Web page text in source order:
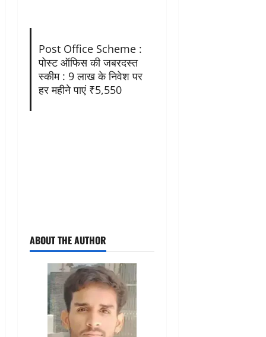
Post Office Scheme :
पोस्ट ऑफिस की जबरदस्त
स्कीम : 9 लाख के निवेश पर
हर महीने पाएं ₹5,550
ABOUT THE AUTHOR